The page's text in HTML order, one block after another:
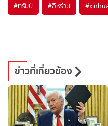
#ทรัมป์ #อิหร่าน #
ข่าวที่เกี่ยวข้อง